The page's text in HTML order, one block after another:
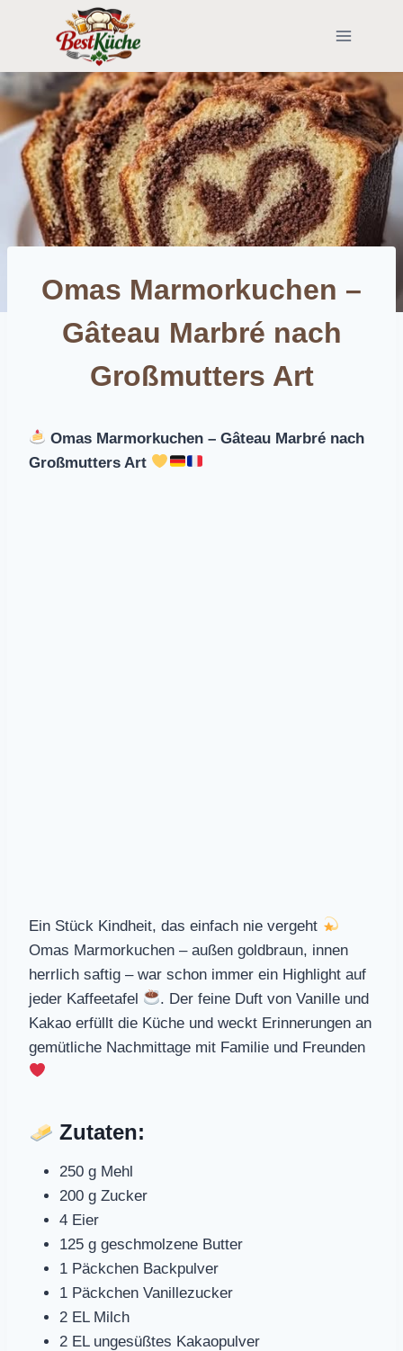
Omas Marmorkuchen –
Gâteau Marbré nach
Großmutters Art
Omas Marmorkuchen – Gâteau Marbré nach
Großmutters Art
Ein Stück Kindheit, das einfach nie vergeht
Omas Marmorkuchen – außen goldbraun, innen
herrlich saftig – war schon immer ein Highlight auf
jeder Kaffeetafel
. Der feine Duft von Vanille und
Kakao erfüllt die Küche und weckt Erinnerungen an
gemütliche Nachmittage mit Familie und Freunden
Zutaten:
250 g Mehl
200 g Zucker
4 Eier
125 g geschmolzene Butter
1 Päckchen Backpulver
1 Päckchen Vanillezucker
2 EL Milch
2 EL ungesüßtes Kakaopulver